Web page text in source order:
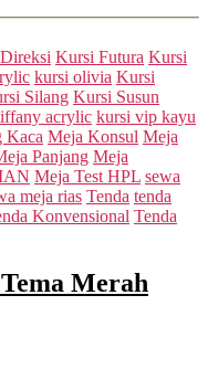
Kursi Futura Kursi
kursi olivia Kursi
Silang Kursi Susun
acrylic kursi vip kayu
Kaca Meja Konsul Meja
Panjang Meja
Meja Test HPL sewa
meja rias Tenda tenda
Konvensional Tenda
Merah